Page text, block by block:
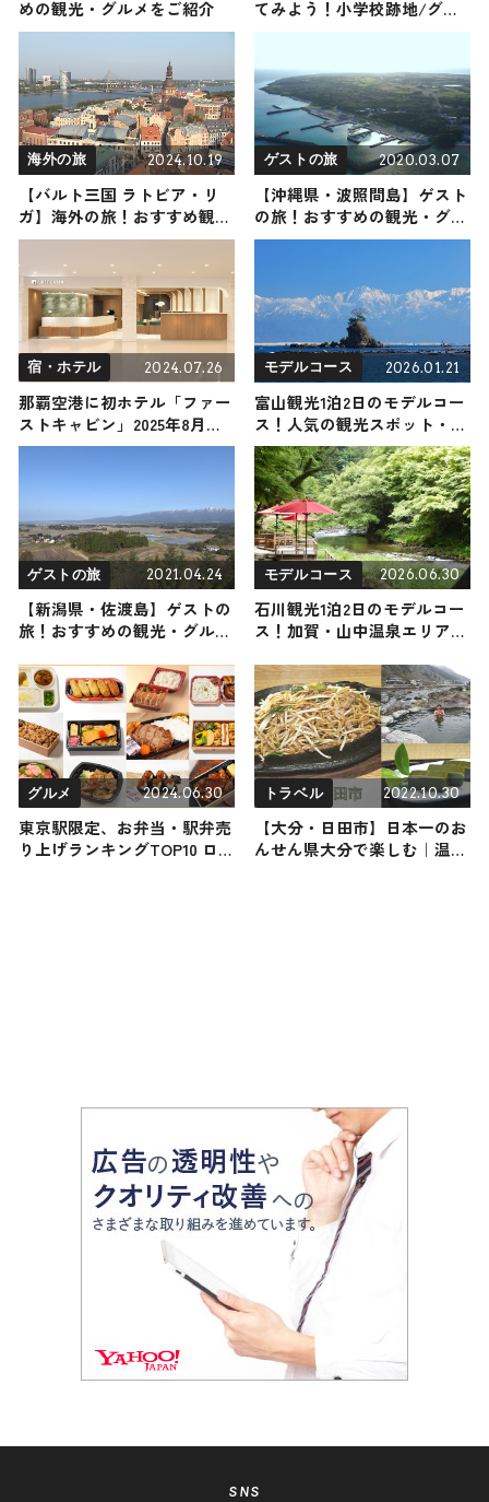
めの観光・グルメをご紹介
てみよう！小学校跡地/グラ
ンピング施設etc.
海外の旅 2024.10.19
【バルト三国 ラトビア・リ
ガ】海外の旅！おすすめ観光
スポットやグルメをリポート
2024年10月19日放送
ゲストの旅 2020.03.07
【沖縄県・波照間島】ゲスト
の旅！おすすめの観光・グル
メをご紹介
宿・ホテル 2024.07.26
那覇空港に初ホテル「ファー
ストキャビン」2025年8月に
開業 深夜・早朝便利用者が
モデルコース 2026.01.21
富山観光1泊2日のモデルコー
ス！人気の観光スポット・名
所を満喫できる王道の旅程を
紹介
ゲストの旅 2021.04.24
【新潟県・佐渡島】ゲストの
旅！おすすめの観光・グルメ
モデルコース 2026.06.30
石川観光1泊2日のモデルコー
ス！加賀・山中温泉エリアの
きる王道の旅程を紹介
グルメ 2024.06.30
東京駅限定、お弁当・駅弁売
り上げランキングTOP10 ロ
トラベル 2022.10.30
【大分・日田市】日本一のお
んせん県大分で楽しむ｜温泉
SNS